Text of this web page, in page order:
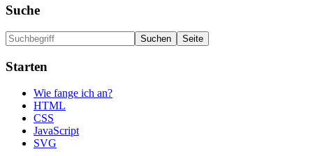
Suche
Starten
Wie fange ich an?
HTML
CSS
JavaScript
SVG